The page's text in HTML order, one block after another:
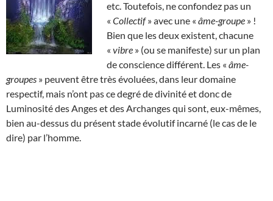
etc. Toutefois, ne confondez pas un
« Collectif» avec une « âme-groupe » !
Bien que les deux existent, chacune
« vibre » (ou se manifeste) sur un plan
de conscience différent. Les « âme-
groupes » peuvent être très évoluées, dans leur domaine
respectif, mais n’ont pas ce degré de divinité et donc de
Luminosité des Anges et des Archanges qui sont, eux-mêmes,
bien au-dessus du présent stade évolutif incarné (le cas de le
dire) par l’homme.